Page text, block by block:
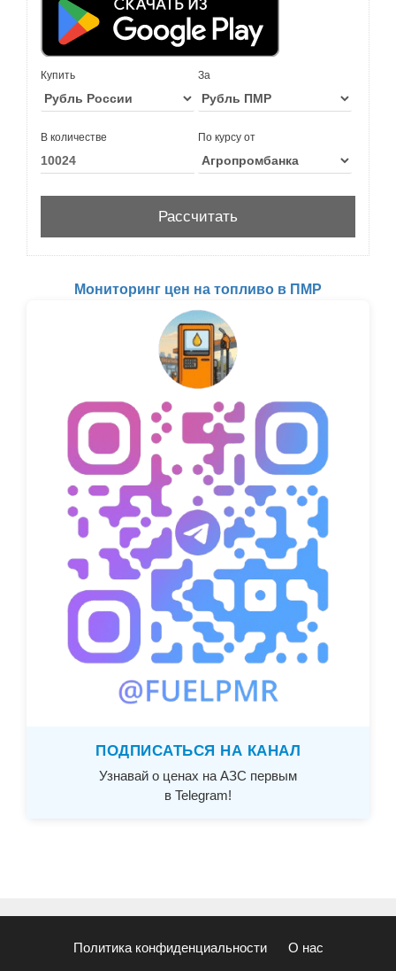
Купить За
В количестве По курсу от
Мониторинг цен на топливо в ПМР
ПОДПИСАТЬСЯ НА КАНАЛ
Узнавай о ценах на АЗС первым
в Telegram!
Политика конфиденциальности О нас